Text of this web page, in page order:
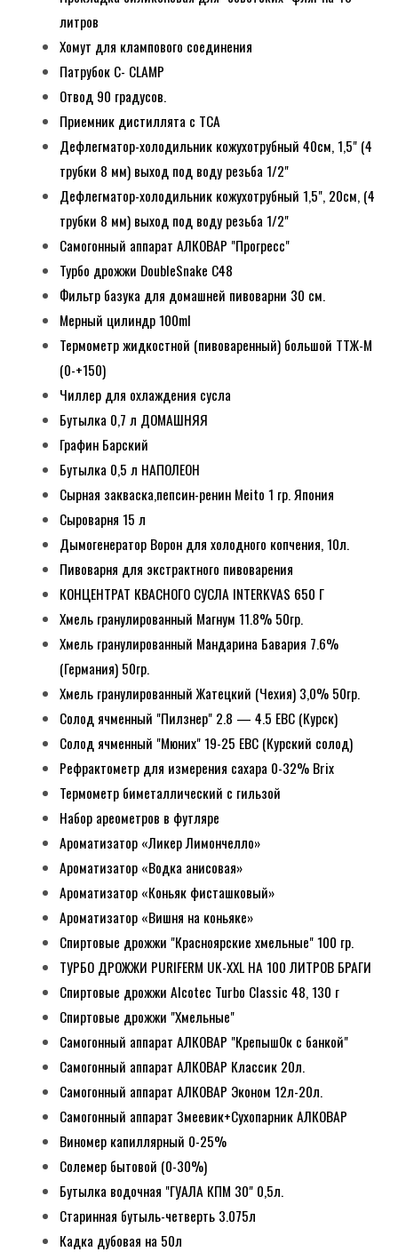
литров
Хомут для клампового соединения
Патрубок С- CLAMP
Отвод 90 градусов.
Приемник дистиллята с ТСА
Дефлегматор-холодильник кожухотрубный 40см, 1,5" (4
трубки 8 мм) выход под воду резьба 1/2"
Дефлегматор-холодильник кожухотрубный 1,5", 20см, (4
трубки 8 мм) выход под воду резьба 1/2"
Самогонный аппарат АЛКОВАР "Прогресс"
Турбо дрожжи DoubleSnake C48
Фильтр базука для домашней пивоварни 30 см.
Мерный цилиндр 100ml
Термометр жидкостной (пивоваренный) большой ТТЖ-М
(0-+150)
Чиллер для охлаждения сусла
Бутылка 0,7 л ДОМАШНЯЯ
Графин Барский
Бутылка 0,5 л НАПОЛЕОН
Сырная закваска,пепсин-ренин Meito 1 гр. Япония
Сыроварня 15 л
Дымогенератор Ворон для холодного копчения, 10л.
Пивоварня для экстрактного пивоварения
КОНЦЕНТРАТ КВАСНОГО СУСЛА INTERKVAS 650 Г
Хмель гранулированный Магнум 11.8% 50гр.
Хмель гранулированный Мандарина Бавария 7.6%
(Германия) 50гр.
Хмель гранулированный Жатецкий (Чехия) 3,0% 50гр.
Солод ячменный "Пилзнер" 2.8 — 4.5 EBC (Курск)
Солод ячменный "Мюних" 19-25 EBC (Курский солод)
Рефрактометр для измерения сахара 0-32% Brix
Термометр биметаллический с гильзой
Набор ареометров в футляре
Ароматизатор «Ликер Лимончелло»
Ароматизатор «Водка анисовая»
Ароматизатор «Коньяк фисташковый»
Ароматизатор «Вишня на коньяке»
Спиртовые дрожжи "Красноярские хмельные" 100 гр.
ТУРБО ДРОЖЖИ PURIFERM UK-XXL НА 100 ЛИТРОВ БРАГИ
Спиртовые дрожжи Alcotec Turbo Classic 48, 130 г
Спиртовые дрожжи "Хмельные"
Самогонный аппарат АЛКОВАР "КрепышОк с банкой"
Самогонный аппарат АЛКОВАР Классик 20л.
Самогонный аппарат АЛКОВАР Эконом 12л-20л.
Самогонный аппарат Змеевик+Сухопарник АЛКОВАР
Виномер капиллярный 0-25%
Солемер бытовой (0-30%)
Бутылка водочная "ГУАЛА КПМ 30" 0,5л.
Старинная бутыль-четверть 3.075л
Кадка дубовая на 50л